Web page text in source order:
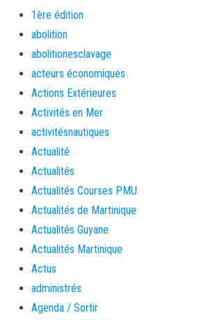
1ère édition
abolition
abolitionesclavage
acteurs économiques
Actions Extérieures
Activités en Mer
activitésnautiques
Actualité
Actualités
Actualités Courses PMU
Actualités de Martinique
Actualités Guyane
Actualités Martinique
Actus
administrés
Agenda / Sortir